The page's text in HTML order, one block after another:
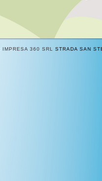
IMPRESA 360 SRL STRADA SAN